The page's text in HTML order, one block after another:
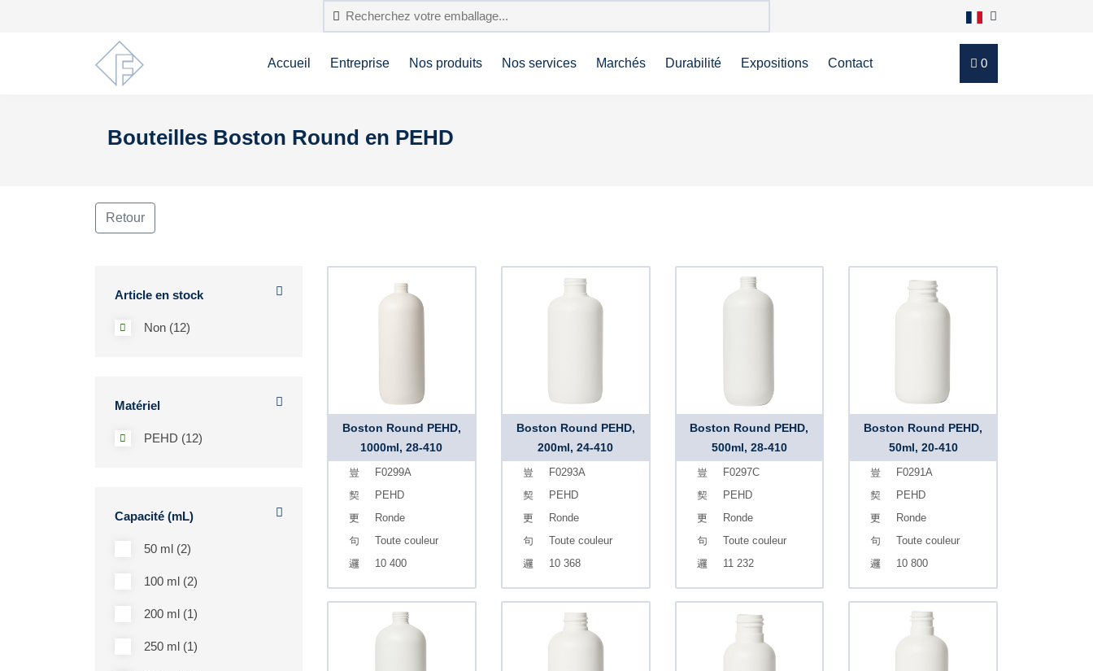
Accueil Entreprise Nos produits Nos services Marchés Durabilité Expositions Contact 0
Bouteilles Boston Round en PEHD
Retour
Article en stock
Non (12)
Matériel
PEHD (12)
Capacité (mL)
50 ml (2)
100 ml (2)
200 ml (1)
250 ml (1)
Boston Round PEHD,
1000ml, 28-410
F0299A
PEHD
Ronde
Toute couleur
10 400
Boston Round PEHD,
200ml, 24-410
F0293A
PEHD
Ronde
Toute couleur
10 368
Boston Round PEHD,
500ml, 28-410
F0297C
PEHD
Ronde
Toute couleur
11 232
Boston Round PEHD,
50ml, 20-410
F0291A
PEHD
Ronde
Toute couleur
10 800